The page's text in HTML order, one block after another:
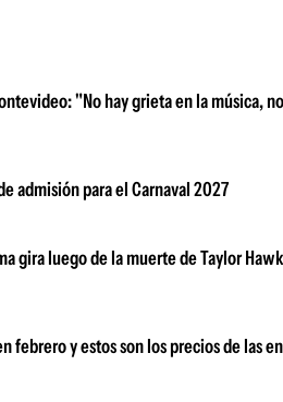
"No hay grieta en la música,
admisión para el Carnaval 2027
gira luego de la muerte de Taylor
febrero y estos son los precios de las